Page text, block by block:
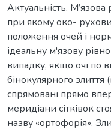
Актуальність.
при якому око-
положення очей і
ідеальну м'язову
випадку, якщо очі по
бінокулярного злиття
спрямовані прямо
меридіани сітківок
назву «ортофорія».